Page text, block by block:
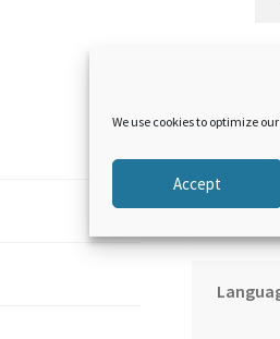
We use cookies to optimize
Accept
de